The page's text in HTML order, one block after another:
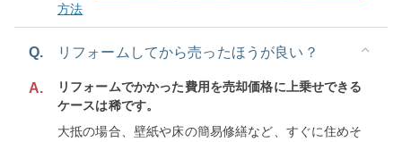
方法
Q. リフォームしてから売ったほうが良い？
A.
リフォームでかかった費用を売却価格に上乗せできる
ケースは稀です。
大抵の場合、壁紙や床の簡易修繕など、すぐに住めそ